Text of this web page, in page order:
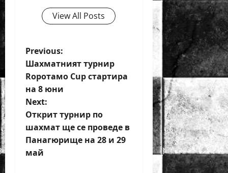
View All Posts
P
o
s
t
n
a
Previous:
Шахматният турнир
Rоротамо Cup стартира
на 8 юни
Next:
Открит турнир по
шахмат ще се проведе в
Панагюрище на 28 и 29
май